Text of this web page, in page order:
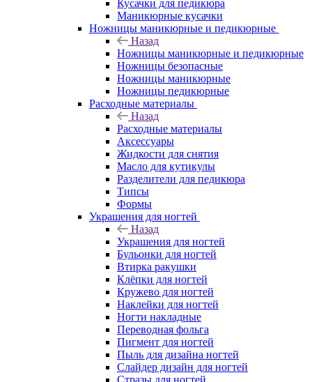
Кусачки для педикюра
Маникюрные кусачки
Ножницы маникюрные и педикюрные
Назад
Ножницы маникюрные и педикюрные
Ножницы безопасные
Ножницы маникюрные
Ножницы педикюрные
Расходные материалы
Назад
Расходные материалы
Аксессуары
Жидкости для снятия
Масло для кутикулы
Разделители для педикюра
Типсы
Формы
Украшения для ногтей
Назад
Украшения для ногтей
Бульонки для ногтей
Втирка ракушки
Клёпки для ногтей
Кружево для ногтей
Наклейки для ногтей
Ногти накладные
Переводная фольга
Пигмент для ногтей
Пыль для дизайна ногтей
Слайдер дизайн для ногтей
Стразы для ногтей